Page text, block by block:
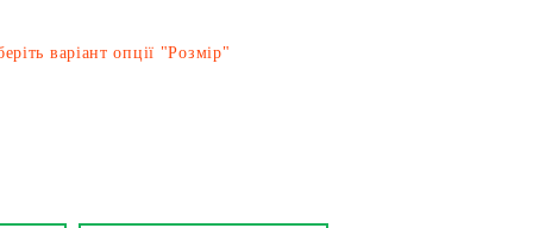
варіант опції "Розмір"